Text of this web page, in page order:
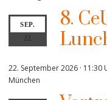
SEP.
22
8.
22. September 2026 · 11:30
München